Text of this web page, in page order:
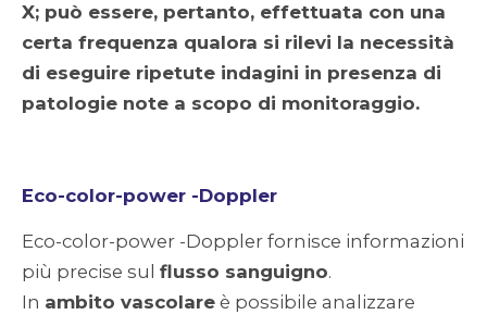
X; può essere, pertanto, effettuata con una
certa frequenza qualora si rilevi la necessità
di eseguire ripetute indagini in presenza di
patologie note a scopo di monitoraggio.
Eco-color-power -Doppler
Eco-color-power -Doppler fornisce informazioni
più precise sul flusso sanguigno.
In ambito vascolare è possibile analizzare